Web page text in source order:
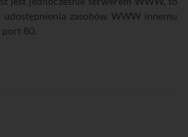
zasobów WWW innemu
80.